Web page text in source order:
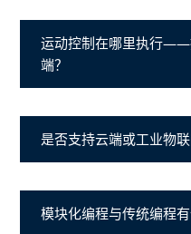
运动控制在哪里执行——
端？
是否支持云端或工业物联
模块化编程与传统编程有